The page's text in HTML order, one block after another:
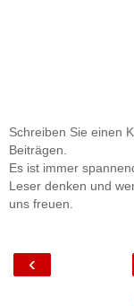
Schreiben Sie einen
Beiträgen.
Es ist immer
Leser denken und
uns freuen.
‹